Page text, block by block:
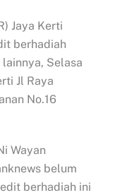
Jaya Kerti
berhadiah
Selasa
Jl Raya
No.16
Wayan
belum
berhadiah ini